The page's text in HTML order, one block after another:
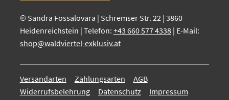
© Sandra Fossalovara | Schremser Str. 22 | 3860
Heidenreichstein | Telefon: +43 660 577 4338| E-Mail:
shop@waldviertel-exklusiv.at
Versandarten Zahlungsarten
AGB
Widerrufsbelehrung
Datenschutz Impressum